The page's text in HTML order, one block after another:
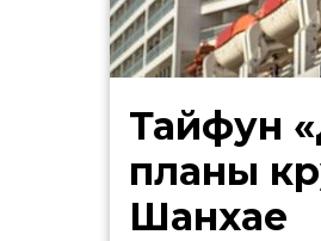
Тайфун
планы
Шанхае